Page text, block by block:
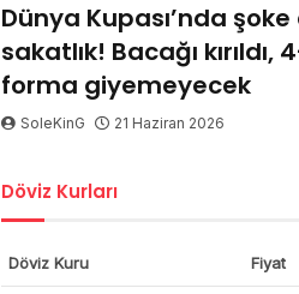
Dünya Kupası’nda
sakatlık! Bacağı kırıldı,
forma giyemeyecek
SoleKinG 21 Haziran 2026
Döviz Kurları
Döviz Kuru Fiyat